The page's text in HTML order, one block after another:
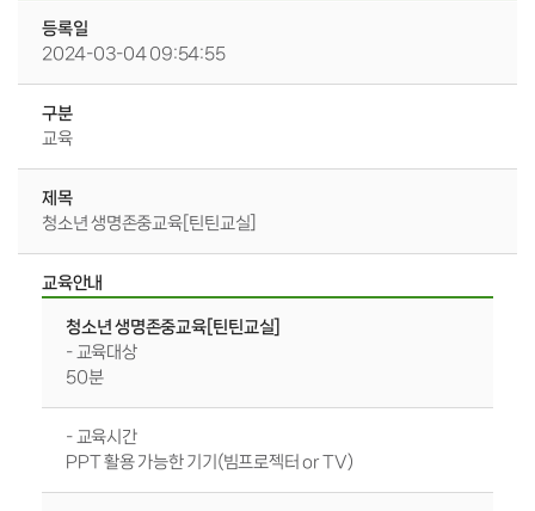
등록일
2024-03-04 09:54:55
구분
교육
제목
청소년 생명존중교육[틴틴교실]
교육안내
청소년 생명존중교육[틴틴교실]
- 교육대상
50분
- 교육시간
PPT 활용 가능한 기기(빔프로젝터 or TV)